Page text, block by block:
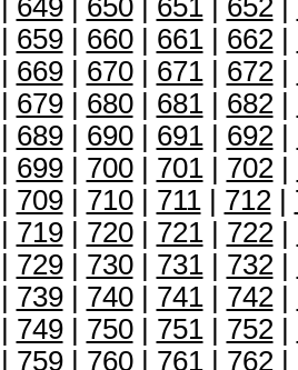
649| 650| 651| 652|
659| 660| 661| 662|
669| 670| 671| 672|
679| 680| 681| 682|
689| 690| 691| 692|
699| 700| 701| 702|
709| 710| 711| 712|
719| 720| 721| 722|
729| 730| 731| 732|
739| 740| 741| 742|
749| 750| 751| 752|
759| 760| 761| 762|